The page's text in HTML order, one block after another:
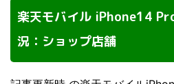
楽天モバイル iPhone14
況：ショップ店舗